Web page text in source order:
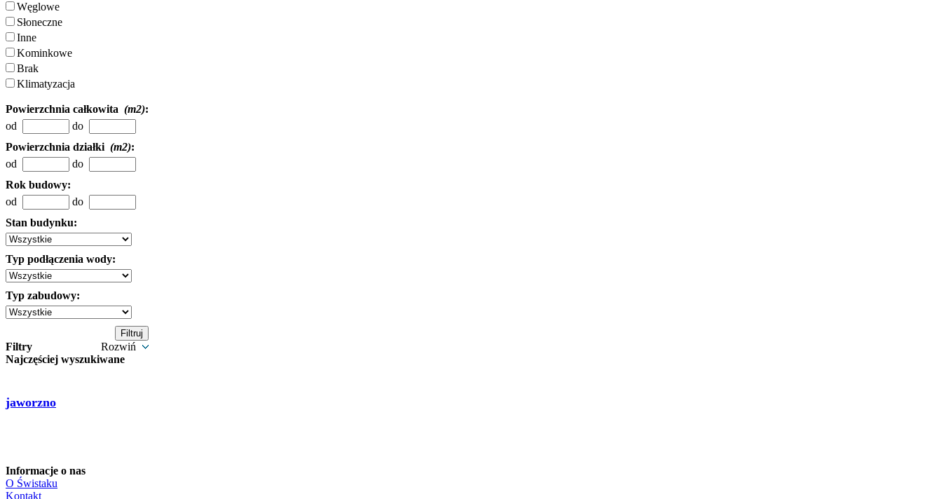
Węglowe
Słoneczne
Inne
Kominkowe
Brak
Klimatyzacja
Powierzchnia całkowita (m2):
od
do
Powierzchnia działki (m2):
od
do
Rok budowy:
od
do
Stan budynku:
Typ podłączenia wody:
Typ zabudowy:
Filtry
Rozwiń
Najczęściej wyszukiwane
jaworzno
Informacje o nas
O Świstaku
Kontakt